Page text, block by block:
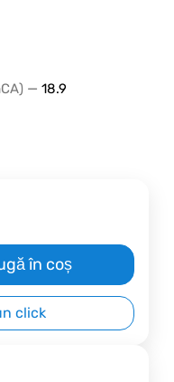
— 18.9
în coș
click